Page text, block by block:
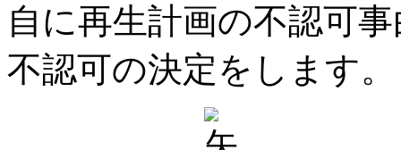
自に再生計画の不認可
不認可の決定をします。